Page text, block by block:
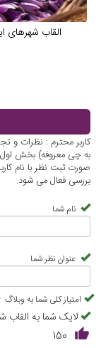
القاب شهرهای
کاربر محترم : نظرات و
به چی معروفه) بخش اول
صورت ثبت نظر با نام
بررسی فعال می شود.
نام شما
عنوان نظر شما
امتیاز کلی شما به وبلاگ
لایک شما به
150